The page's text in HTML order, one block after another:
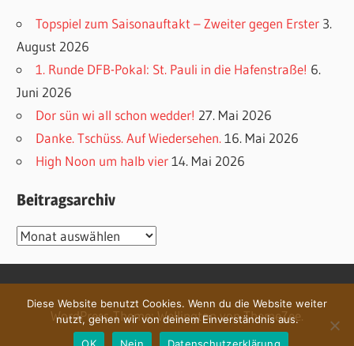
Topspiel zum Saisonauftakt – Zweiter gegen Erster 3.
August 2026
1. Runde DFB-Pokal: St. Pauli in die Hafenstraße! 6.
Juni 2026
Dor sün wi all schon wedder! 27. Mai 2026
Danke. Tschüss. Auf Wiedersehen. 16. Mai 2026
High Noon um halb vier 14. Mai 2026
Beitragsarchiv
Beitragsarchiv
WordPress-Theme: Wellington von ThemeZee.
Diese Website benutzt Cookies. Wenn du die Website weiter
nutzt, gehen wir von deinem Einverständnis aus.
OK
Nein Datenschutzerklärung